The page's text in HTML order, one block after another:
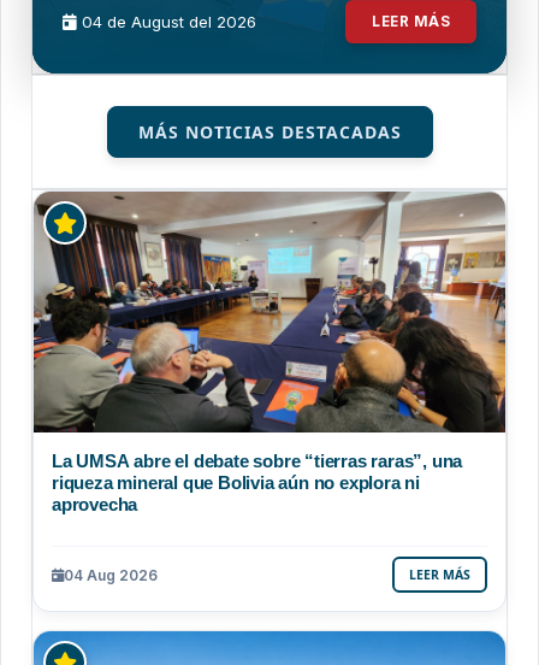
04 de August del 2026 LEER MÁS
MÁS NOTICIAS DESTACADAS
La UMSA abre el debate sobre “tierras raras”, una
riqueza mineral que Bolivia aún no explora ni
aprovecha
04 Aug 2026 LEER MÁS